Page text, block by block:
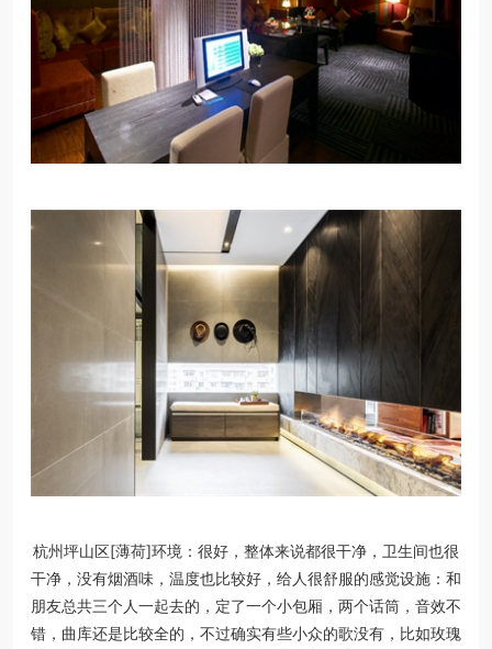
杭州坪山区[薄荷]环境：很好，整体来说都很干净，卫生间也很
干净，没有烟酒味，温度也比较好，给人很舒服的感觉设施：和
朋友总共三个人一起去的，定了一个小包厢，两个话筒，音效不
错，曲库还是比较全的，不过确实有些小众的歌没有，比如玫瑰